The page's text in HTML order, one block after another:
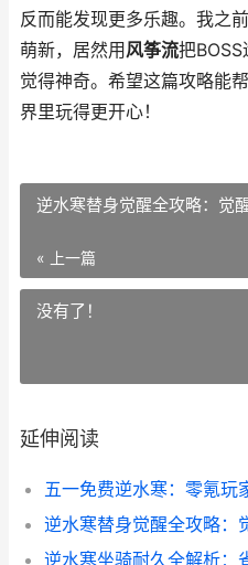
反而能发现更多乐趣。我之
萌新，居然用 风筝流把
觉得神奇。希望这篇攻略能
界里玩得更开心！
逆水寒替身觉醒全攻略：觉
« 上一篇
没有了！
延伸阅读
五一免费逆水寒：零氪玩